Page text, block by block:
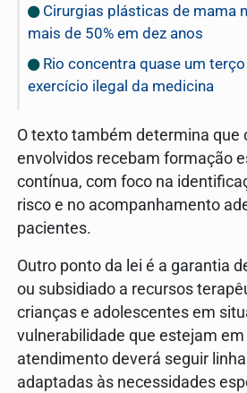
Cirurgias plásticas de mama
mais de 50% em dez anos
Rio concentra quase um
exercício ilegal da medicina
O texto também determina que
envolvidos recebam formação
contínua, com foco na
risco e no acompanhamento
pacientes.
Outro ponto da lei é a garantia
ou subsidiado a recursos
crianças e adolescentes em
vulnerabilidade que estejam
atendimento deverá seguir
adaptadas às necessidades